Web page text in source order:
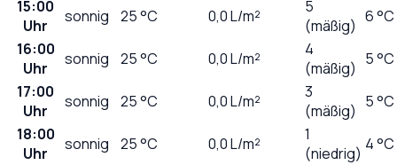
15:00
Uhr
sonnig 25°C 0,0L/m²
5
(mäßig) 6 °C
16:00
Uhr
sonnig 25°C 0,0L/m²
4
(mäßig) 5 °C
17:00
Uhr
sonnig 25°C 0,0L/m²
3
(mäßig) 5 °C
18:00
Uhr
sonnig 25°C 0,0L/m²
1
(niedrig) 4 °C